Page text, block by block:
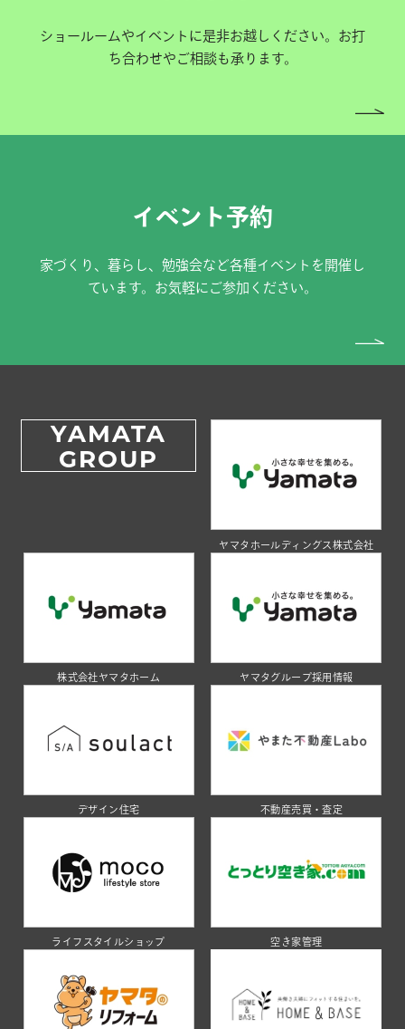
ショールームやイベントに是非お越しください。お打
ち合わせやご相談も承ります。
イベント予約
家づくり、暮らし、勉強会など各種イベントを開催し
ています。お気軽にご参加ください。
YAMATA
GROUP
ヤマタホールディングス株式会社
株式会社ヤマタホーム ヤマタグループ採用情報
デザイン住宅 不動産売買・査定
ライフスタイルショップ 空き家管理